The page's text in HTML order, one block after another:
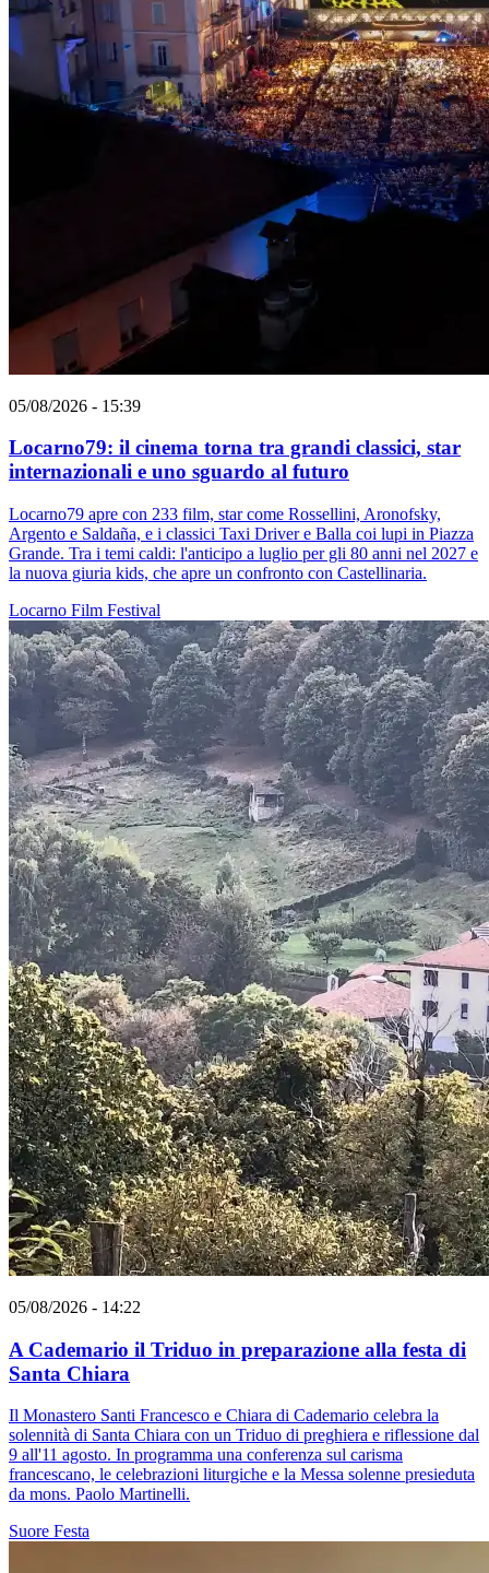
05/08/2026 - 15:39
Locarno79: il cinema torna tra grandi classici, star
internazionali e uno sguardo al futuro
Locarno79 apre con 233 film, star come Rossellini, Aronofsky,
Argento e Saldaña, e i classici Taxi Driver e Balla coi lupi in Piazza
Grande. Tra i temi caldi: l'anticipo a luglio per gli 80 anni nel 2027 e
la nuova giuria kids, che apre un confronto con Castellinaria.
Locarno Film Festival
05/08/2026 - 14:22
A Cademario il Triduo in preparazione alla festa di
Santa Chiara
Il Monastero Santi Francesco e Chiara di Cademario celebra la
solennità di Santa Chiara con un Triduo di preghiera e riflessione dal
9 all'11 agosto. In programma una conferenza sul carisma
francescano, le celebrazioni liturgiche e la Messa solenne presieduta
da mons. Paolo Martinelli.
Suore Festa